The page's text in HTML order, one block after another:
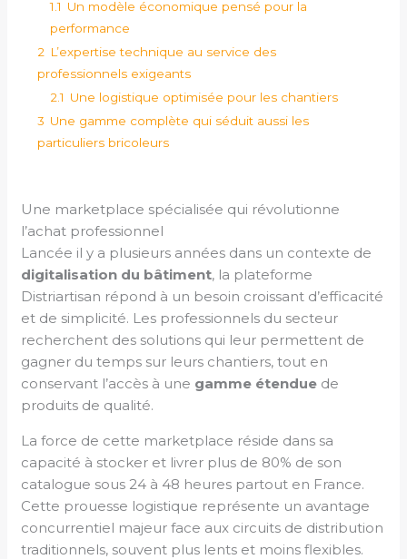
1.1 Un modèle économique pensé pour la
performance
2 L’expertise technique au service des
professionnels exigeants
2.1 Une logistique optimisée pour les chantiers
3 Une gamme complète qui séduit aussi les
particuliers bricoleurs
Une marketplace spécialisée qui révolutionne
l’achat professionnel
Lancée il y a plusieurs années dans un contexte de
digitalisation du bâtiment, la plateforme
Distriartisan répond à un besoin croissant d’efficacité
et de simplicité. Les professionnels du secteur
recherchent des solutions qui leur permettent de
gagner du temps sur leurs chantiers, tout en
conservant l’accès à une gamme étendue de
produits de qualité.
La force de cette marketplace réside dans sa
capacité à stocker et livrer plus de 80% de son
catalogue sous 24 à 48 heures partout en France.
Cette prouesse logistique représente un avantage
concurrentiel majeur face aux circuits de distribution
traditionnels, souvent plus lents et moins flexibles.